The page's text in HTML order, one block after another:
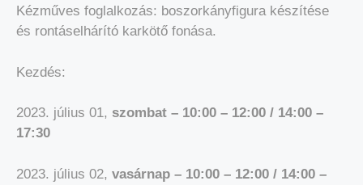
Kézműves foglalkozás: boszorkányfigura készítése
és rontáselhárító karkötő fonása.
Kezdés:
2023. július 01, szombat – 10:00 – 12:00 / 14:00 –
17:30
2023. július 02, vasárnap – 10:00 – 12:00 / 14:00 –